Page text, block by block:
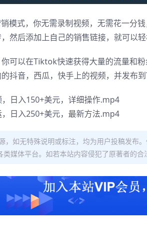
模式，你无需录制视频，无需花一分
然后添加上自己的销售链接，就可以轻
可以在Tiktok快速获得大量的流量和
抖音，西瓜，快手上的视频，并发布到
日入150+美元，详细操作.mp4
日入250+美元，最新方法.mp4
，如无特殊说明或标注，均为用户投稿发布
媒体平台。如若本站内容侵犯了原著者的合